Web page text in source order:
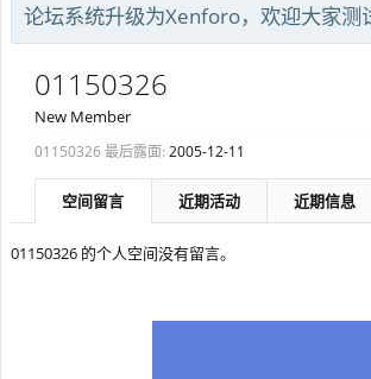
论坛系统升级为Xenforo，欢迎大家测
01150326
New Member
01150326 最后露面: 2005-12-11
空间留言 近期活动 近期信息
01150326 的个人空间没有留言。